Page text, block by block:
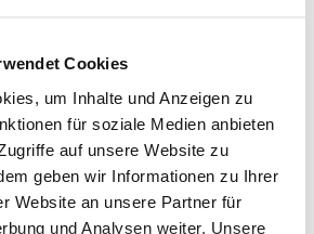
Cookies
um Inhalte und Anzeigen zu
für soziale Medien anbieten
auf unsere Website zu
geben wir Informationen zu Ihrer
Website an unsere Partner für
und Analysen weiter. Unsere
es uns gut geht. Nicht immer
werden. Das kann
haben und sowohl an einer
als auch psychischen
setzen genau dort an und